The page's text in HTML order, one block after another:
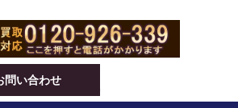
問い合わせ